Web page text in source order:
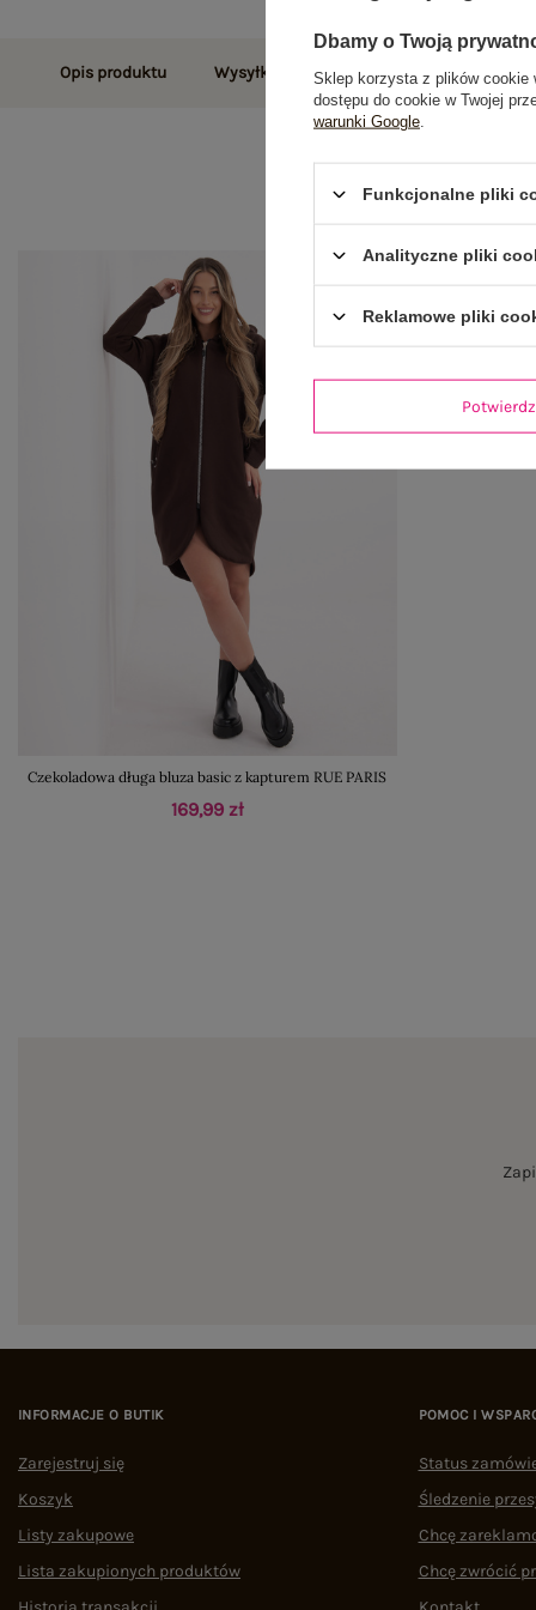
Opis produktu Wysyłka i dostawa Zwroty i
Czekoladowa długa bluza basic z kapturem RUE PARIS
169,99 zł
INFORMACJE O BUTIK
Zarejestruj się
Koszyk
Listy zakupowe
Lista zakupionych produktów
POMOC I
Status
Śledzenie
Chcę
Chcę zwrócić
Dbamy o Twoją
Sklep korzysta z plików cookie
dostępu do cookie w Twojej
warunki Google
Funkcjonalne pliki
Analityczne pliki
Reklamowe pliki